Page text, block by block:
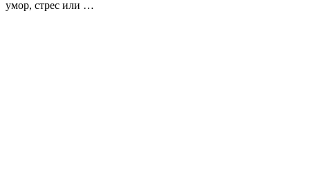
умор, стрес или …